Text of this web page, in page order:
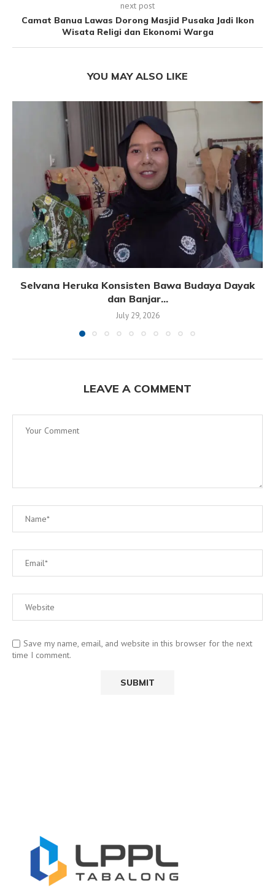
next post
Camat Banua Lawas Dorong Masjid Pusaka Jadi Ikon
Wisata Religi dan Ekonomi Warga
YOU MAY ALSO LIKE
Selvana Heruka Konsisten Bawa Budaya Dayak
dan Banjar...
July 29, 2026
LEAVE A COMMENT
Save my name, email, and website in this browser for the next
time I comment.